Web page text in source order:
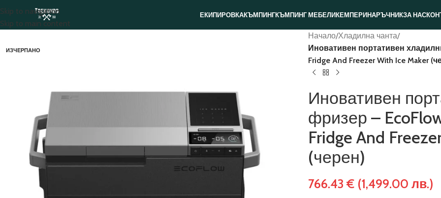
Skip to navigation
Skip to main content
ЕКИПИРОВКАКЪМПИНГКЪМПИНГ МЕБЕЛИКЕМПЕРИНАРЪЧНИКЗА НАС
ИЗЧЕРПАНО
Начало/Хладилна чанта/
Иновативен портативен
Fridge And Freezer With Ice Maker
Иновативен
фризер –
Fridge And
(черен)
766.43 € (1,499.00 лв.)